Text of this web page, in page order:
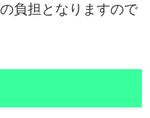
負担となりますので